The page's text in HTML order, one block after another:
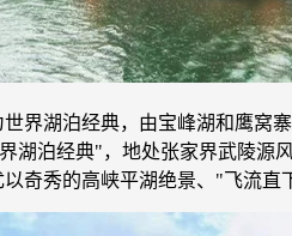
界湖泊经典，由宝峰湖和鹰窝
湖泊经典"，地处张家界武陵源
奇秀的高峡平湖绝景、"飞流直